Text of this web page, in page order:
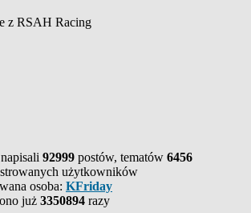
z RSAH Racing
92999 postów, tematów 6456
użytkowników
osoba: KFriday
już 3350894 razy